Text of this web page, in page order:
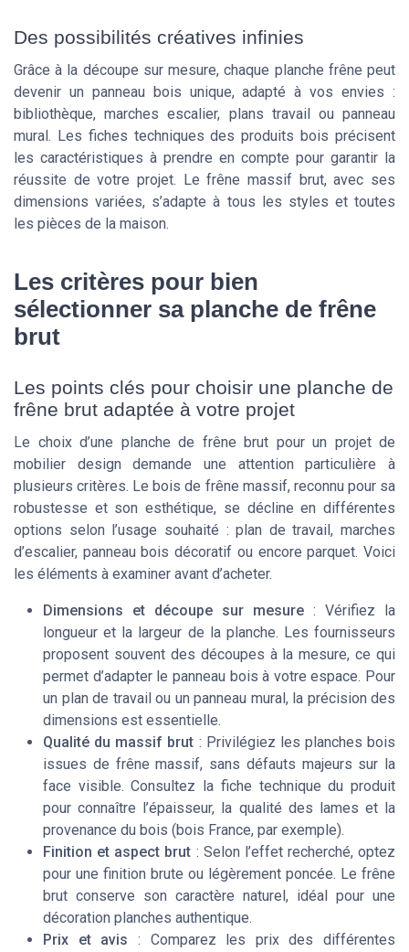
Des possibilités créatives infinies
Grâce à la découpe sur mesure, chaque planche frêne peut
devenir un panneau bois unique, adapté à vos envies :
bibliothèque, marches escalier, plans travail ou panneau
mural. Les fiches techniques des produits bois précisent
les caractéristiques à prendre en compte pour garantir la
réussite de votre projet. Le frêne massif brut, avec ses
dimensions variées, s’adapte à tous les styles et toutes
les pièces de la maison.
Les critères pour bien
sélectionner sa planche de frêne
brut
Les points clés pour choisir une planche de
frêne brut adaptée à votre projet
Le choix d’une planche de frêne brut pour un projet de
mobilier design demande une attention particulière à
plusieurs critères. Le bois de frêne massif, reconnu pour sa
robustesse et son esthétique, se décline en différentes
options selon l’usage souhaité : plan de travail, marches
d’escalier, panneau bois décoratif ou encore parquet. Voici
les éléments à examiner avant d’acheter.
Dimensions et découpe sur mesure : Vérifiez la
longueur et la largeur de la planche. Les fournisseurs
proposent souvent des découpes à la mesure, ce qui
permet d’adapter le panneau bois à votre espace. Pour
un plan de travail ou un panneau mural, la précision des
dimensions est essentielle.
Qualité du massif brut : Privilégiez les planches bois
issues de frêne massif, sans défauts majeurs sur la
face visible. Consultez la fiche technique du produit
pour connaître l’épaisseur, la qualité des lames et la
provenance du bois (bois France, par exemple).
Finition et aspect brut : Selon l’effet recherché, optez
pour une finition brute ou légèrement poncée. Le frêne
brut conserve son caractère naturel, idéal pour une
décoration planches authentique.
Prix et avis : Comparez les prix des différentes